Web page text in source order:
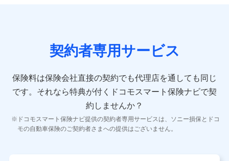
険契約に関する情報。例として、保険契約者及び被保険
者の氏名、住所、生年月日、性別、保険契約者と被保険
報、建物の構造や築年数などの情報、ペットの種類や年
齢などの情報などが含まれます。
【共同して利用する者の範囲】
当社
契約者専用サービス
保険料は保険会社直接の契約でも代理店を通しても同じ
です。 それなら特典が付くドコモスマート保険ナビで契
約しませんか？
ドコモスマート保険ナビ提供の契約者専用サービスは、ソニー損保とドコ
モの自動車保険のご契約者さまへの提供はございません。